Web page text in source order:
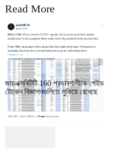
Read More
RRCNEWS_BN
জাচএক্সবিটিটি 160 প্রভাবশালীকে পেইড
টোকেন বিজ্ঞাপনগুলিতে লুকিয়ে রেখেছে
September 01, 2025